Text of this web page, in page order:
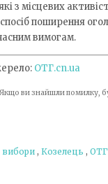
з місцевих
поширення
вимогам.
ОТГ.cn.ua
Якщо ви знайшли помилку,
вибори , Козелець , ОТГ